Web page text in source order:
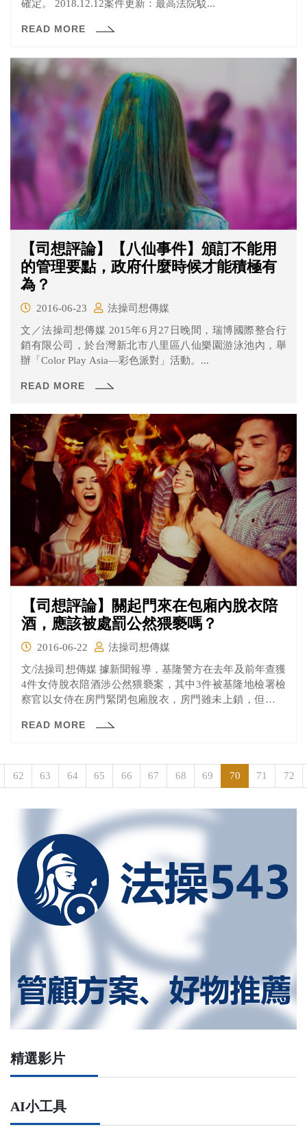
確定。 2018.12.12案件更新：最高法院駁...
READ MORE
【司想評論】【八仙事件】頒訂不能用
的管理要點，政府什麼時候才能積極有
為？
2016-06-23
法操司想傳媒
文／法操司想傳媒 2015年6月27日晚間，瑞博國際整合行
銷有限公司，於台灣新北市八里區八仙樂園游泳池內，舉
辦「Color Play Asia—彩色派對」活動。...
READ MORE
【司想評論】關起門來在包廂內脫衣陪
酒，應該被處罰公然猥褻嗎？
2016-06-22
法操司想傳媒
文/法操司想傳媒 據新聞報導，基隆警方在去年及前年查獲
4件女侍脫衣陪酒涉公然猥褻案，其中3件被基隆地檢署檢
察官以女侍在房門緊閉包廂脫衣，房門雖未上鎖，但未達
READ MORE
62 63 64 65 66 67 68 69 70 71 72
精選影片
AI小工具